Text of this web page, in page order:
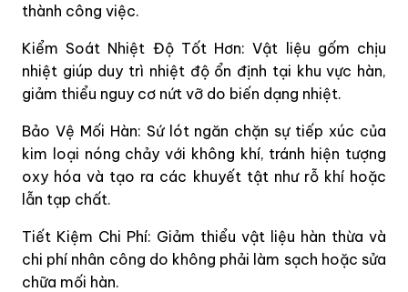
thành công việc.
Kiểm Soát Nhiệt Độ Tốt Hơn: Vật liệu gốm chịu
nhiệt giúp duy trì nhiệt độ ổn định tại khu vực hàn,
giảm thiểu nguy cơ nứt vỡ do biến dạng nhiệt.
Bảo Vệ Mối Hàn: Sứ lót ngăn chặn sự tiếp xúc của
kim loại nóng chảy với không khí, tránh hiện tượng
oxy hóa và tạo ra các khuyết tật như rỗ khí hoặc
lẫn tạp chất.
Tiết Kiệm Chi Phí: Giảm thiểu vật liệu hàn thừa và
chi phí nhân công do không phải làm sạch hoặc sửa
chữa mối hàn.